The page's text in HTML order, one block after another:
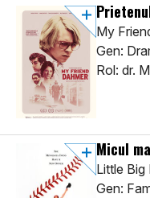
My
Gen:
Rol: dr.
Micul
Little Big
Gen: